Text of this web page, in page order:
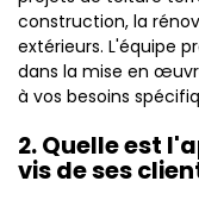
construction, la
extérieurs. L'équipe
dans la mise en
à vos besoins
2. Quelle est
vis de ses